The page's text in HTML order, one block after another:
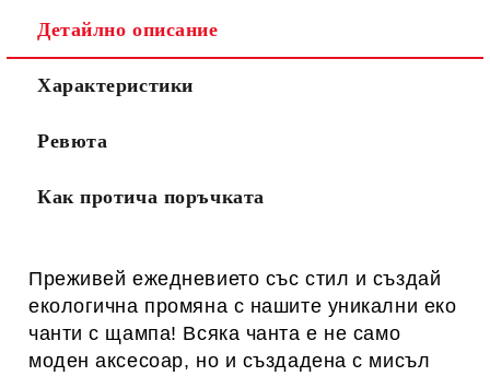
Детайлно описание
Характеристики
Ревюта
Как протича поръчката
Преживей ежедневието със стил и създай
екологична промяна с нашите уникални еко
чанти с щампа! Всяка чанта е не само
моден аксесоар, но и създадена с мисъл